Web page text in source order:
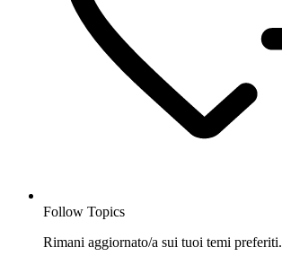
Follow Topics
Rimani aggiornato/a sui tuoi temi preferiti.